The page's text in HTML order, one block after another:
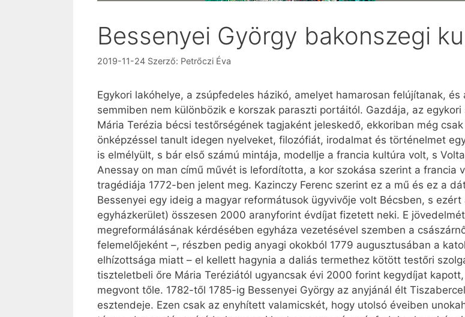
Bessenyei György bakonszegi
2019-11-24 Szerző: Petrőczi Éva
Egykori lakóhelye, a zsúpfedeles házikó, amelyet hamarosan felújítanak,
semmiben nem különbözik e korszak paraszti portáitól. Gazdája, az
Mária Terézia bécsi testőrségének tagjaként jeleskedő, ekkoriban még
önképzéssel tanult idegen nyelveket, filozófiát, irodalmat és történelmet
is elmélyült, s bár első számú mintája, modellje a francia kultúra volt, s
Anessay on man című művét is lefordította, a kor szokása szerint a francia
tragédiája 1772-ben jelent meg. Kazinczy Ferenc szerint ez a mű és ez a
Bessenyei egy ideig a magyar reformátusok ügyvivője volt Bécsben, s
egyházkerület) összesen 2000 aranyforint évdíjat fizetett neki. E
megreformálásának kérdésében egyháza vezetésével szemben a
felemelőjeként –, részben pedig anyagi okokból 1779 augusztusában a
elhízottsága miatt – el kellett hagynia a daliás termethez kötött testőri
tiszteletbeli őre Mária Teréziától ugyancsak évi 2000 forint kegydíjat
megvont tőle. 1782-től 1785-ig Bessenyei György az anyjánál élt
esztendeje. Ezen csak az enyhített valamicskét, hogy utolsó éveiben